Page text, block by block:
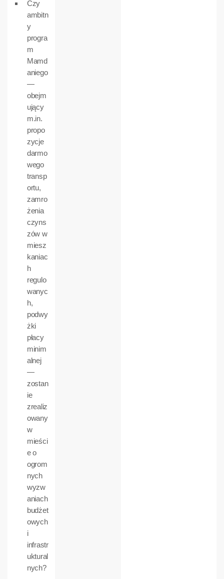
Czy
ambitn
y
progra
m
Mamd
aniego
—
obejm
ujący
m.in.
propo
zycje
darmo
wego
transp
ortu,
zamro
żenia
czyns
zów w
miesz
kaniac
h
regulo
wanyc
h,
podwy
żki
płacy
minim
alnej
—
zostan
ie
zrealiz
owany
w
mieści
e o
ogrom
nych
wyzw
aniach
budżet
owych
i
infrastr
uktural
nych?